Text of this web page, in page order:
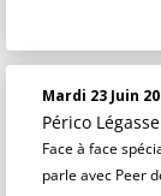
Mardi 23 Juin
Périco Légasse
Face à face
parle avec Peer